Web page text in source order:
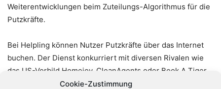
Cookie-Zustimmung
Weiterentwicklungen beim Zuteilungs-Algorithmus für die
Putzkräfte.
Bei Helpling können Nutzer Putzkräfte über das Internet
buchen. Der Dienst konkurriert mit diversen Rivalen wie
das US-Vorbild Homejoy, CleanAgents oder Book A Tiger.
Mit den gut 13 Millionen Euro aus der ersten